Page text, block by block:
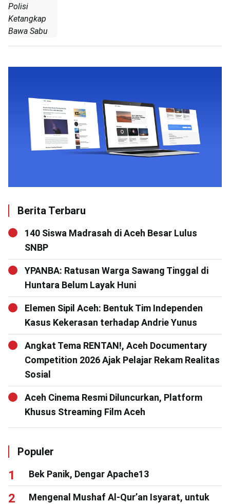
Polisi
Ketangkap
Bawa Sabu
Berita Terbaru
140 Siswa Madrasah di Aceh Besar Lulus
SNBP
YPANBA: Ratusan Warga Sawang Tinggal di
Huntara Belum Layak Huni
Elemen Sipil Aceh: Bentuk Tim Independen
Kasus Kekerasan terhadap Andrie Yunus
Angkat Tema RENTAN!, Aceh Documentary
Competition 2026 Ajak Pelajar Rekam Realitas
Sosial
Aceh Cinema Resmi Diluncurkan, Platform
Khusus Streaming Film Aceh
Populer
Bek Panik, Dengar Apache13
Mengenal Mushaf Al-Qur’an Isyarat, untuk